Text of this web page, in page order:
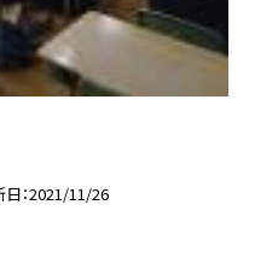
日 2021/11/26